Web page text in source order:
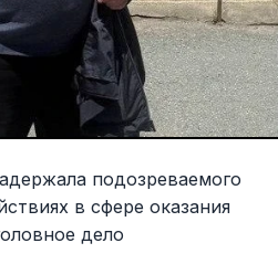
подозреваемого
в сфере оказания
дело